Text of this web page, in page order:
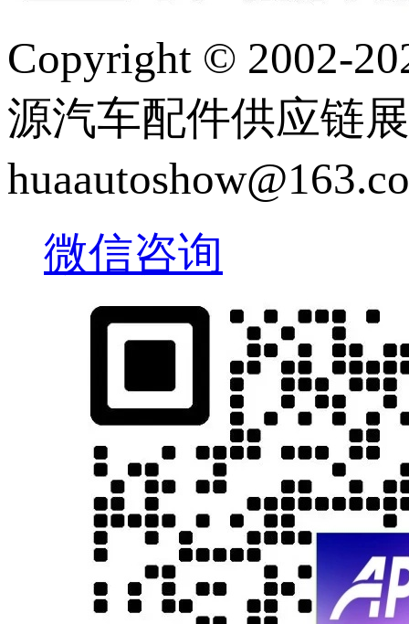
Copyright © 2002-
源汽车配件供应链
微信咨询